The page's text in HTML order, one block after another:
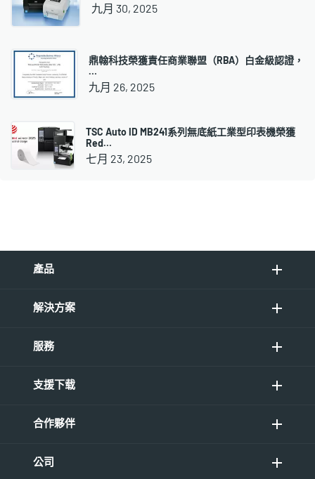
九月 30, 2025
鼎翰科技榮獲責任商業聯盟（RBA）白金級認證，
…
九月 26, 2025
TSC Auto ID MB241系列無底紙工業型印表機榮獲
Red…
七月 23, 2025
產品
解決方案
服務
支援下载
合作夥伴
公司